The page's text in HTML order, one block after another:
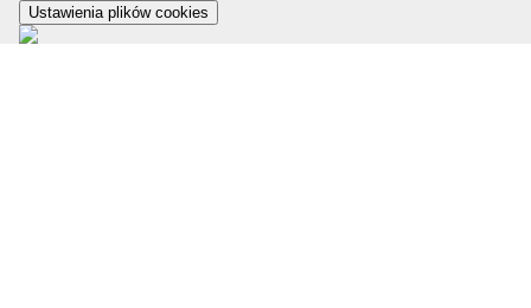
Ustawienia plików cookies